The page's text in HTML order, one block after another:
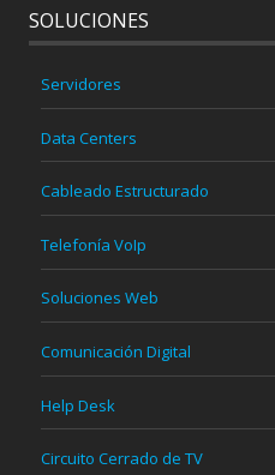
SOLUCIONES
Servidores
Data Centers
Cableado Estructurado
Telefonía VoIp
Soluciones Web
Comunicación Digital
Help Desk
Circuito Cerrado de TV